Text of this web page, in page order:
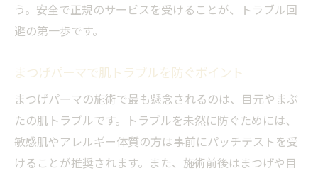
う。安全で正規のサービスを受けることが、トラブル回
避の第一歩です。
まつげパーマで肌トラブルを防ぐポイント
まつげパーマの施術で最も懸念されるのは、目元やまぶ
たの肌トラブルです。トラブルを未然に防ぐためには、
敏感肌やアレルギー体質の方は事前にパッチテストを受
けることが推奨されます。また、施術前後はまつげや目